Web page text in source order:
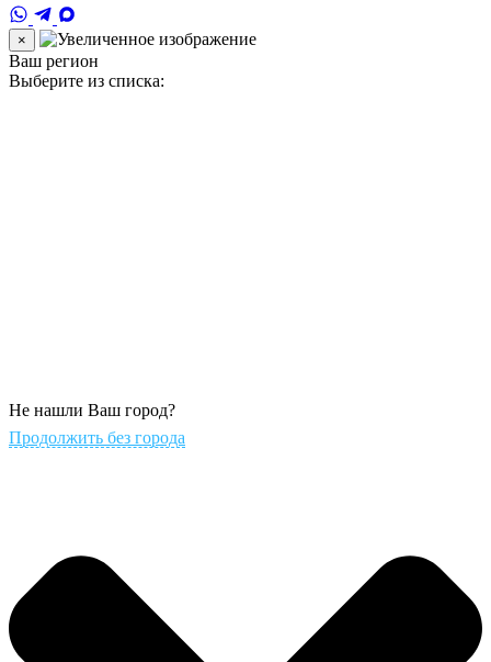
×
Ваш регион
Выберите из списка:
Не нашли Ваш город?
Продолжить без города